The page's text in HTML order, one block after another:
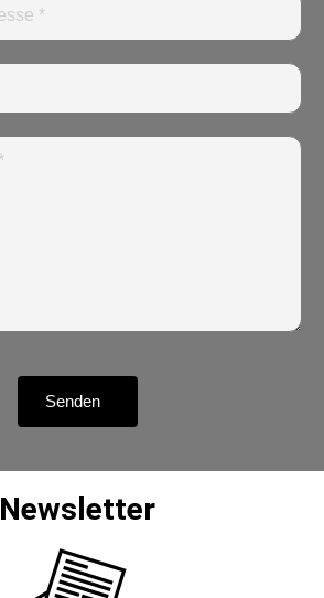
Senden
Newsletter